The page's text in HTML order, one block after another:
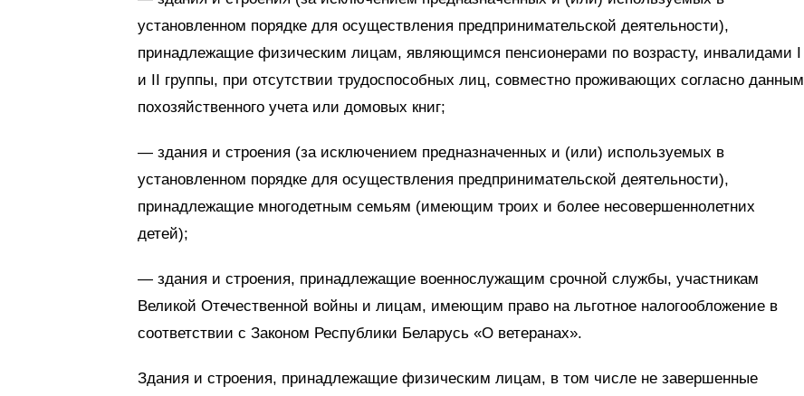
установленном порядке для осуществления предпринимательской деятельности),
принадлежащие физическим лицам, являющимся пенсионерами по возрасту, инвалидами I
и II группы, при отсутствии трудоспособных лиц, совместно проживающих согласно данным
похозяйственного учета или домовых книг;
— здания и строения (за исключением предназначенных и (или) используемых в
установленном порядке для осуществления предпринимательской деятельности),
принадлежащие многодетным семьям (имеющим троих и более несовершеннолетних
детей);
— здания и строения, принадлежащие военнослужащим срочной службы, участникам
Великой Отечественной войны и лицам, имеющим право на льготное налогообложение в
соответствии с Законом Республики Беларусь «О ветеранах».
Здания и строения, принадлежащие физическим лицам, в том числе не завершенные